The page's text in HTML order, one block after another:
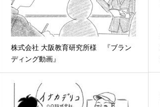
株式会社 大阪教育研究所様 『ブラン
ディング動画』